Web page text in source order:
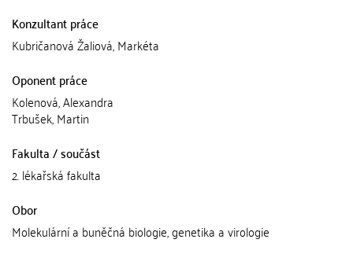
Konzultant práce
Kubričanová Žaliová, Markéta
Oponent práce
Kolenová, Alexandra
Trbušek, Martin
Fakulta / součást
2. lékařská fakulta
Obor
Molekulární a buněčná biologie, genetika a virologie